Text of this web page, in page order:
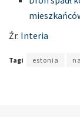
Źr. Interia
Tagi estonia